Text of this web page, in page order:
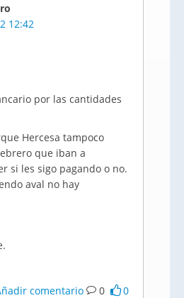
12:42
por las cantidades
Hercesa tampoco
que iban a
si les sigo pagando o no.
aval no hay
comentario 0 0